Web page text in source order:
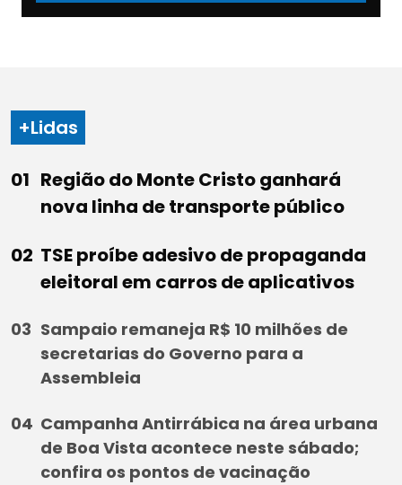
+Lidas
Região do Monte Cristo ganhará
nova linha de transporte público
TSE proíbe adesivo de propaganda
eleitoral em carros de aplicativos
Sampaio remaneja R$ 10 milhões de
secretarias do Governo para a
Assembleia
Campanha Antirrábica na área urbana
de Boa Vista acontece neste sábado;
confira os pontos de vacinação